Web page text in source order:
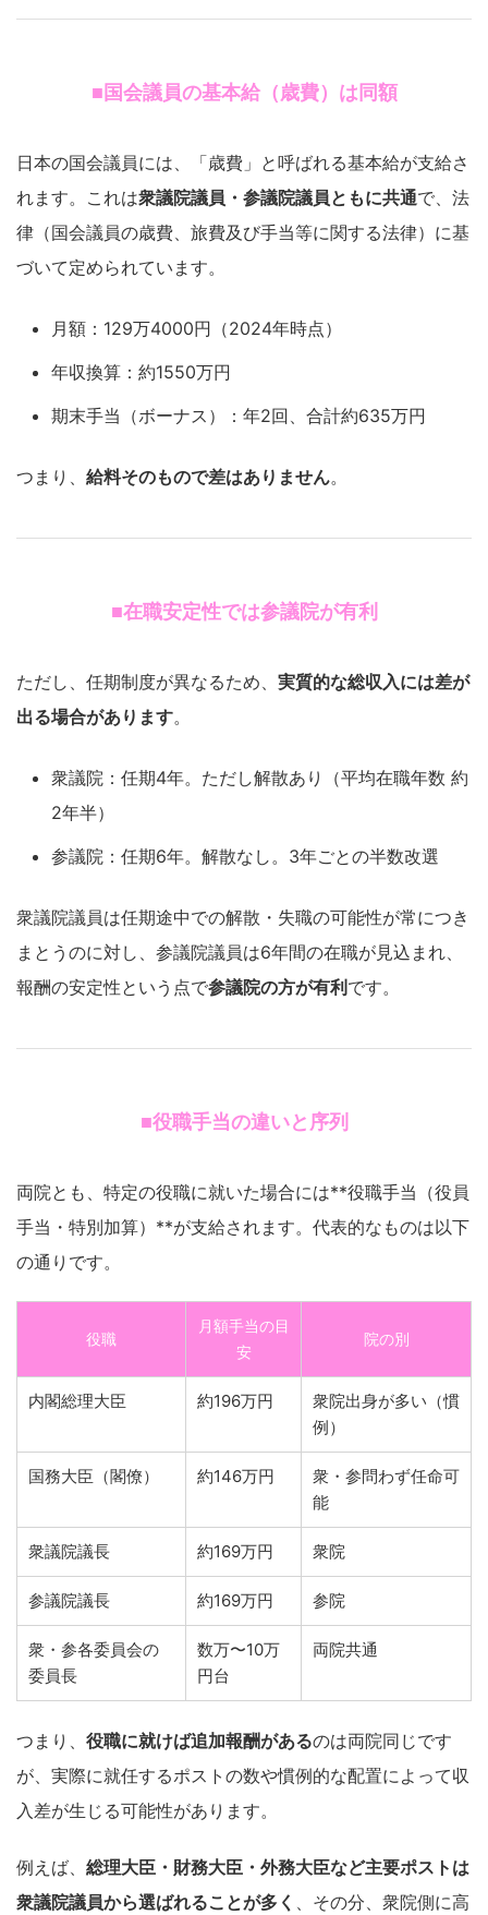
■国会議員の基本給（歳費）は同額
日本の国会議員には、「歳費」と呼ばれる基本給が支給さ
れます。これは衆議院議員・参議院議員ともに共通で、法
律（国会議員の歳費、旅費及び手当等に関する法律）に基
づいて定められています。
月額：129万4000円（2024年時点）
年収換算：約1550万円
期末手当（ボーナス）：年2回、合計約635万円
つまり、 給料そのもので差はありません。
■在職安定性では参議院が有利
ただし、任期制度が異なるため、 実質的な総収入には差が
出る場合があります。
衆議院：任期4年。ただし解散あり（平均在職年数 約
2年半）
参議院：任期6年。解散なし。3年ごとの半数改選
衆議院議員は任期途中での解散・失職の可能性が常につき
まとうのに対し、参議院議員は6年間の在職が見込まれ、
報酬の安定性という点で参議院の方が有利 です。
■役職手当の違いと序列
両院とも、特定の役職に就いた場合には**役職手当（役員
手当・特別加算）**が支給されます。代表的なものは以下
の通りです。
役職
月額手当の目
安
院の別
内閣総理大臣 約196万円
衆院出身が多い（慣
例）
国務大臣（閣僚） 約146万円
衆・参問わず任命可
能
衆議院議長 約169万円 衆院
参議院議長 約169万円 参院
衆・参各委員会の
委員長
数万〜10万
円台
両院共通
つまり、 役職に就けば追加報酬があるのは両院同じです
が、実際に就任するポストの数や慣例的な配置によって収
入差が生じる可能性があります。
例えば、 総理大臣・財務大臣・外務大臣など主要ポストは
衆議院議員から選ばれることが多く 、その分、衆院側に高